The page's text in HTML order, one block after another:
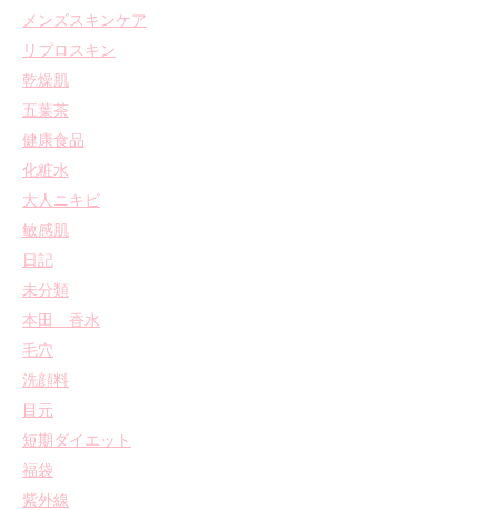
メンズスキンケア
リプロスキン
乾燥肌
五葉茶
健康食品
化粧水
大人ニキビ
敏感肌
日記
未分類
本田 香水
毛穴
洗顔料
目元
短期ダイエット
福袋
紫外線